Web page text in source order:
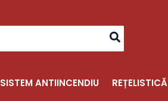
SISTEM ANTIINCENDIU
REȚELISTICĂ